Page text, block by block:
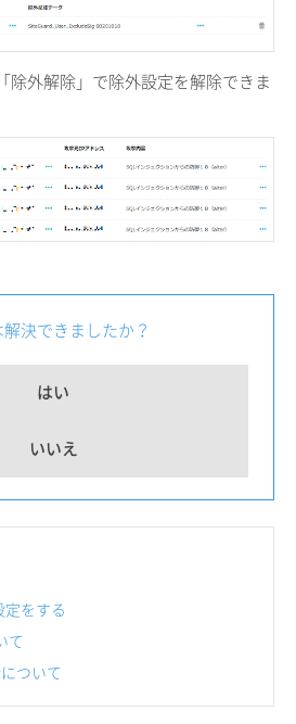
除外解除」で除外設定を解除できま
決できましたか？
はい
いいえ
をする
て
ついて